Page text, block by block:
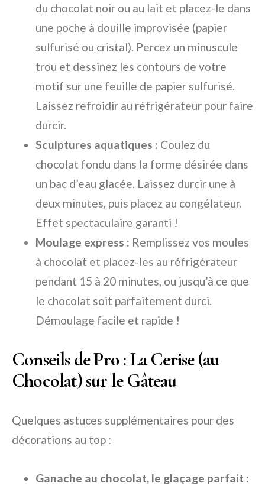
du chocolat noir ou au lait et placez-le dans
une poche à douille improvisée (papier
sulfurisé ou cristal). Percez un minuscule
trou et dessinez les contours de votre
motif sur une feuille de papier sulfurisé.
Laissez refroidir au réfrigérateur pour faire
durcir.
Sculptures aquatiques : Coulez du
chocolat fondu dans la forme désirée dans
un bac d’eau glacée. Laissez durcir une à
deux minutes, puis placez au congélateur.
Effet spectaculaire garanti !
Moulage express : Remplissez vos moules
à chocolat et placez-les au réfrigérateur
pendant 15 à 20 minutes, ou jusqu’à ce que
le chocolat soit parfaitement durci.
Démoulage facile et rapide !
Conseils de Pro : La Cerise (au
Chocolat) sur le Gâteau
Quelques astuces supplémentaires pour des
décorations au top :
Ganache au chocolat, le glaçage parfait :